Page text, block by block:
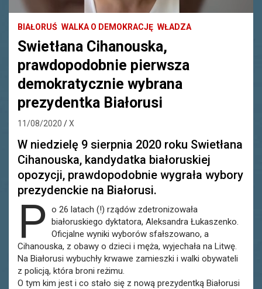
BIAŁORUŚ WALKA O DEMOKRACJĘ WŁADZA
Swietłana Cihanouska,
prawdopodobnie pierwsza
demokratycznie wybrana
prezydentka Białorusi
11/08/2020 X
W niedzielę 9 sierpnia 2020 roku Swietłana
Cihanouska, kandydatka białoruskiej
opozycji, prawdopodobnie wygrała wybory
prezydenckie na Białorusi.
P o 26 latach (!) rządów zdetronizowała
białoruskiego dyktatora, Aleksandra Łukaszenko.
Oficjalne wyniki wyborów sfałszowano, a
Cihanouska, z obawy o dzieci i męża, wyjechała na Litwę.
Na Białorusi wybuchły krwawe zamieszki i walki obywateli
z policją, która broni reżimu.
O tym kim jest i co stało się z nową prezydentką Białorusi